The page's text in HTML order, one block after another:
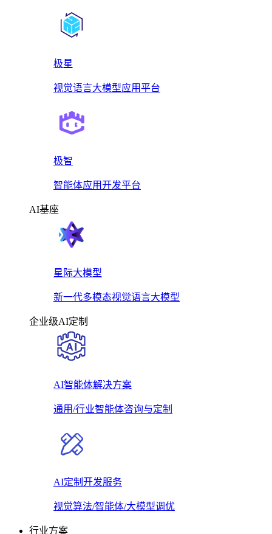
极星
视觉语言大模型应用平台
极智
智能体应用开发平台
AI基座
星际大模型
新一代多模态视觉语言大模型
企业级AI定制
AI智能体解决方案
通用/行业智能体咨询与定制
AI定制开发服务
视觉算法/智能体/大模型调优
行业方案